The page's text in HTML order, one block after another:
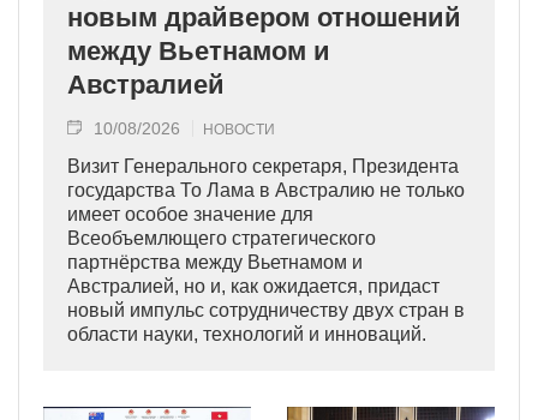
новым драйвером отношений
между Вьетнамом и
Австралией
10/08/2026 НОВОСТИ
Визит Генерального секретаря, Президента
государства То Лама в Австралию не только
имеет особое значение для
Всеобъемлющего стратегического
партнёрства между Вьетнамом и
Австралией, но и, как ожидается, придаст
новый импульс сотрудничеству двух стран в
области науки, технологий и инноваций.